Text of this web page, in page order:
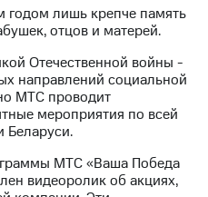
лишь крепче память
отцов и матерей.
Отечественной войны -
направлений социальной
МТС проводит
мероприятия по всей
Беларуси.
МТС «Ваша Победа
видеоролик об акциях,